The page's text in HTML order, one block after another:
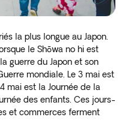
la plus longue au Japon.
le Shōwa no hi est
guerre du Japon et son
mondiale. Le 3 mai est
mai est la Journée de la
des enfants. Ces jours-
et commerces ferment